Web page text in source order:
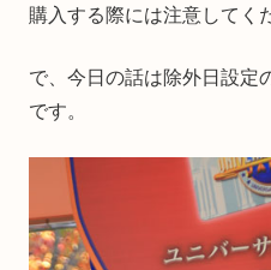
購入する際には注意してく
で、今日の話は除外日設定
です。